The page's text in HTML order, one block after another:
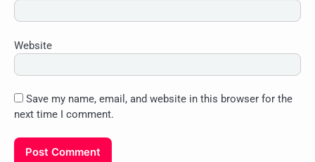
Website
Save my name, email, and website in this browser for the
next time I comment.